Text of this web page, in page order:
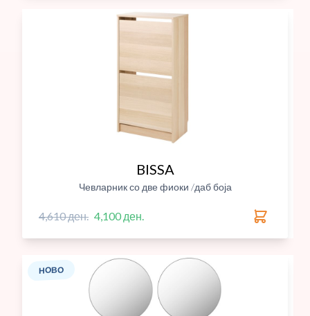
BISSA
Чевларник со две фиоки /даб боја
4,610 ден. 4,100 ден.
НОВО